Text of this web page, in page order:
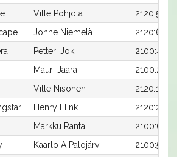
Ville Pohjola
2120:5
Jonne Niemelä
2120:6
Petteri Joki
2100:4
Mauri Jaara
2100:2
Ville Nisonen
2120:1
Henry Flink
2120:2
Markku Ranta
2100:6
Kaarlo A Palojärvi
2100:5